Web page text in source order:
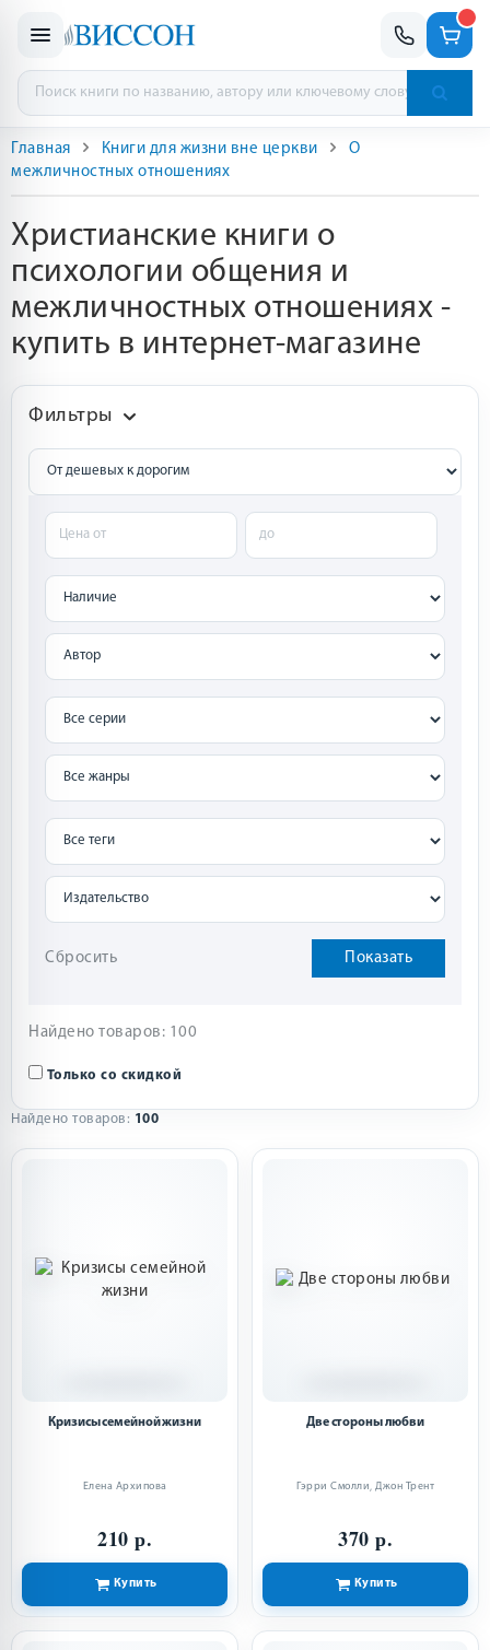
Главная Книги для жизни вне церкви
О
межличностных отношениях
Христианские книги о
психологии общения и
межличностных отношениях -
купить в интернет-магазине
Фильтры
Сбросить Показать
Найдено товаров: 100
Только со скидкой
Найдено товаров: 100
Кризисы семейной жизни
Елена Архипова
210 р.
Купить
Две стороны любви
Гэрри Смолли, Джон Трент
370 р.
Купить